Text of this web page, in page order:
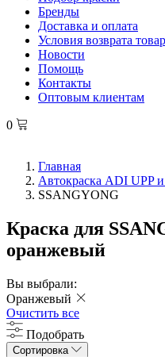
Бренды
Доставка и оплата
Условия возврата
Новости
Помощь
Контакты
Оптовым клиентам
0
Главная
Автокраска ADI UPP
SSANGYONG
Краска для
оранжевый
Вы выбрали:
Оранжевый
Очистить все
Подобрать
Сортировка